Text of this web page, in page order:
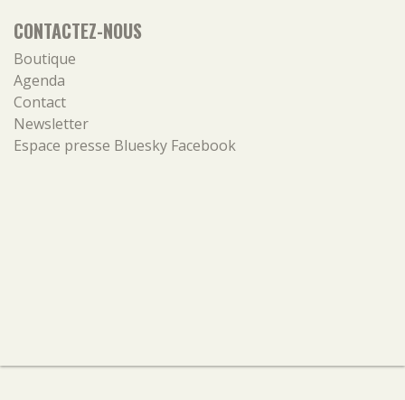
CONTACTEZ-NOUS
Boutique
Agenda
Contact
Newsletter
Espace presse Bluesky Facebook